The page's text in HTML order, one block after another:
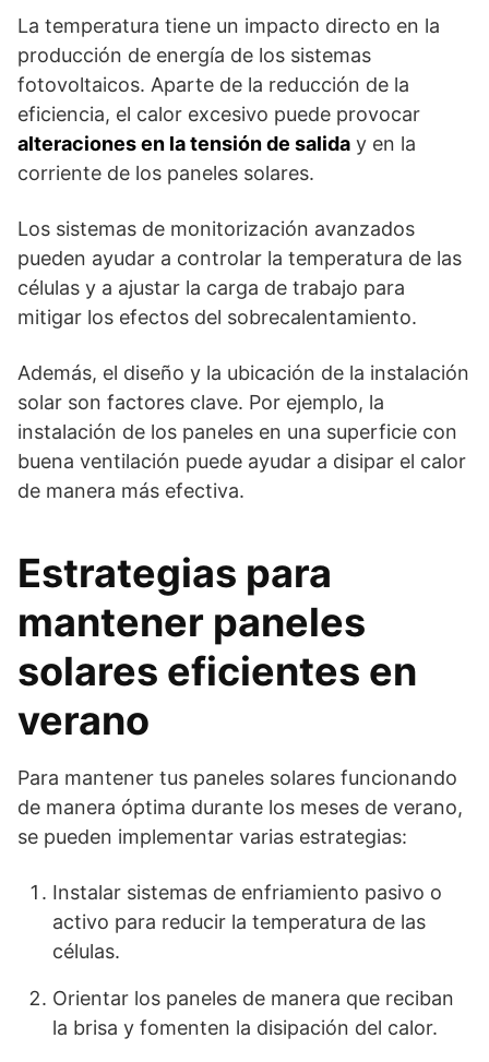
La temperatura tiene un impacto directo en la
producción de energía de los sistemas
fotovoltaicos. Aparte de la reducción de la
eficiencia, el calor excesivo puede provocar
alteraciones en la tensión de salida y en la
corriente de los paneles solares.
Los sistemas de monitorización avanzados
pueden ayudar a controlar la temperatura de las
células y a ajustar la carga de trabajo para
mitigar los efectos del sobrecalentamiento.
Además, el diseño y la ubicación de la instalación
solar son factores clave. Por ejemplo, la
instalación de los paneles en una superficie con
buena ventilación puede ayudar a disipar el calor
de manera más efectiva.
Estrategias para
mantener paneles
solares eficientes en
verano
Para mantener tus paneles solares funcionando
de manera óptima durante los meses de verano,
se pueden implementar varias estrategias:
Instalar sistemas de enfriamiento pasivo o
activo para reducir la temperatura de las
células.
Orientar los paneles de manera que reciban
la brisa y fomenten la disipación del calor.